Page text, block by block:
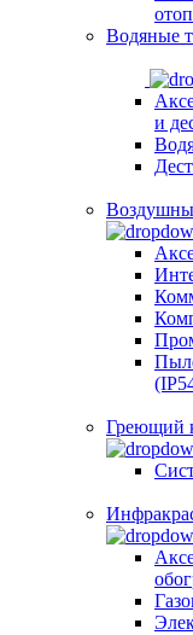
Водяные
и
Греющий